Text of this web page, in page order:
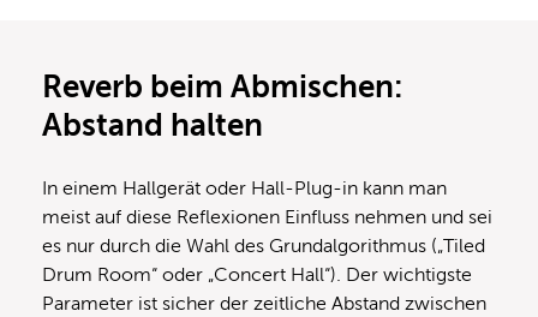
Reverb beim Abmischen:
Abstand halten
In einem Hallgerät oder Hall-Plug-in kann man
meist auf diese Reflexionen Einfluss nehmen und sei
es nur durch die Wahl des Grundalgorithmus („Tiled
Drum Room“ oder „Concert Hall“). Der wichtigste
Parameter ist sicher der zeitliche Abstand zwischen